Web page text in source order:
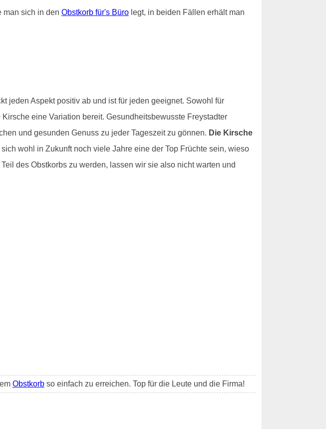
man sich in den Obstkorb für's Bürolegt, in beiden Fällen erhält man
jeden Aspekt positiv ab und ist für jeden geeignet. Sowohl für
eine Variation bereit. Gesundheitsbewusste Freystadter
und gesunden Genuss zu jeder Tageszeit zu gönnen. Die Kirsche
wohl in Zukunft noch viele Jahre eine der Top Früchte sein, wieso
des Obstkorbs zu werden, lassen wir sie also nicht warten und
Obstkorbso einfach zu erreichen. Top für die Leute und die Firma!